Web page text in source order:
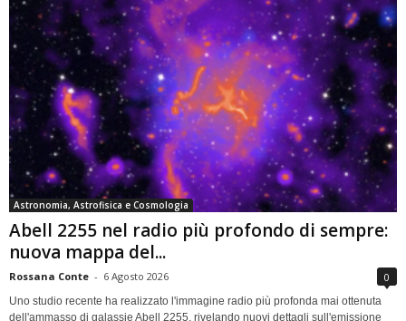
Astronomia, Astrofisica e Cosmologia
Abell 2255 nel radio più profondo di sempre:
nuova mappa del...
Rossana Conte - 6 Agosto 2026 0
Uno studio recente ha realizzato l'immagine radio più profonda mai ottenuta
dell'ammasso di galassie Abell 2255, rivelando nuovi dettagli sull'emissione